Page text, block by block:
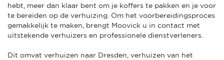
hebt, meer dan klaar bent om je koffers te pakken en je voor
te bereiden op de verhuizing. Om het voorbereidingsproces
gemakkelijk te maken, brengt Moovick u in contact met
uitstekende verhuizers en professionele dienstverleners.
Dit omvat verhuizen naar Dresden, verhuizen van het